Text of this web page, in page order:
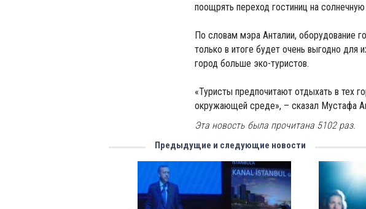
поощрять переход гостиниц на
По словам мэра Анталии, оборудование
только в итоге будет очень выгодно для
город больше эко-туристов.
«Туристы предпочитают отдыхать в тех
окружающей среде», – сказал Мустафа
Эта новость была прочитана 5102 раз.
Предыдущие и следующие новости